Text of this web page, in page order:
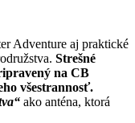
Adventure aj praktické
Strešné
na CB
všestrannosť.
ako anténa, ktorá